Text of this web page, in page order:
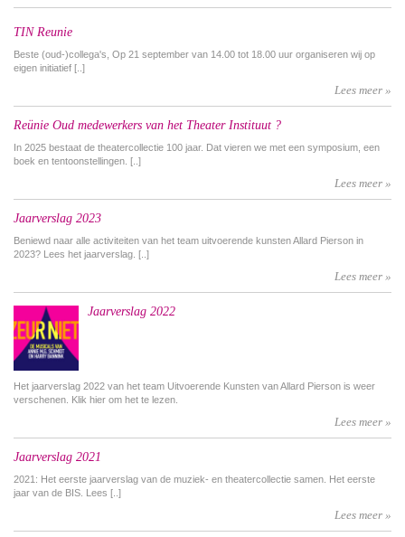
TIN Reunie
Beste (oud-)collega's, Op 21 september van 14.00 tot 18.00 uur organiseren wij op
eigen initiatief [..]
Lees meer »
Reünie Oud medewerkers van het Theater Instituut ?
In 2025 bestaat de theatercollectie 100 jaar. Dat vieren we met een symposium, een
boek en tentoonstellingen. [..]
Lees meer »
Jaarverslag 2023
Beniewd naar alle activiteiten van het team uitvoerende kunsten Allard Pierson in
2023? Lees het jaarverslag. [..]
Lees meer »
Jaarverslag 2022
Het jaarverslag 2022 van het team Uitvoerende Kunsten van Allard Pierson is weer
verschenen. Klik hier om het te lezen.
Lees meer »
Jaarverslag 2021
2021: Het eerste jaarverslag van de muziek- en theatercollectie samen. Het eerste
jaar van de BIS. Lees [..]
Lees meer »